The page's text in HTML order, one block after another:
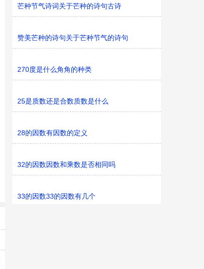
芒种节气诗词关于芒种的诗句古诗
赞美芒种的诗句关于芒种节气的诗句
270度是什么角角的种类
25是质数还是合数质数是什么
28的因数有因数的定义
32的因数因数和乘数是否相同吗
33的因数33的因数有几个